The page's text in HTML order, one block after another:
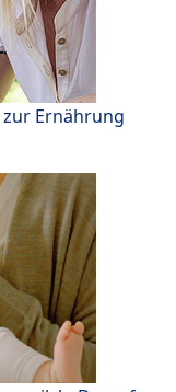
Ernährung